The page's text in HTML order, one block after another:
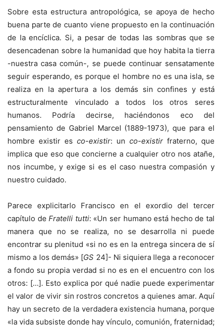
Sobre esta estructura antropológica, se apoya de hecho
buena parte de cuanto viene propuesto en la continuación
de la encíclica. Si, a pesar de todas las sombras que se
desencadenan sobre la humanidad que hoy habita la tierra
-nuestra casa común-, se puede continuar sensatamente
seguir esperando, es porque el hombre no es una isla, se
realiza en la apertura a los demás sin confines y está
estructuralmente vinculado a todos los otros seres
humanos. Podría decirse, haciéndonos eco del
pensamiento de Gabriel Marcel (1889-1973), que para el
hombre existir es co-existir: un co-existir fraterno, que
implica que eso que concierne a cualquier otro nos atañe,
nos incumbe, y exige si es el caso nuestra compasión y
nuestro cuidado.
Parece explicitarlo Francisco en el exordio del tercer
capítulo deFratelli tutti: «Un ser humano está hecho de tal
manera que no se realiza, no se desarrolla ni puede
encontrar su plenitud «si no es en la entrega sincera de sí
mismo a los demás» [GS 24]- Ni siquiera llega a reconocer
a fondo su propia verdad si no es en el encuentro con los
otros: […]. Esto explica por qué nadie puede experimentar
el valor de vivir sin rostros concretos a quienes amar. Aquí
hay un secreto de la verdadera existencia humana, porque
«la vida subsiste donde hay vínculo, comunión, fraternidad;